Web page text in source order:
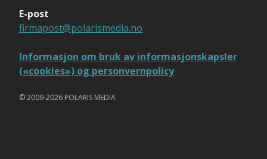
E-post
firmapost@polarismedia.no
Informasjon om bruk av informasjonskapsler
(«cookies») og personvernpolicy
© 2009-2026 POLARIS MEDIA